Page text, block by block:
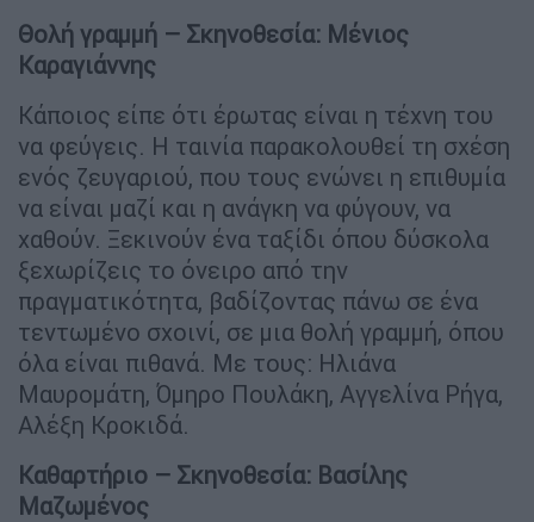
Θολή γραμμή – Σκηνοθεσία: Μένιος
Καραγιάννης
Κάποιος είπε ότι έρωτας είναι η τέχνη του
να φεύγεις. Η ταινία παρακολουθεί τη σχέση
ενός ζευγαριού, που τους ενώνει η επιθυμία
να είναι μαζί και η ανάγκη να φύγουν, να
χαθούν. Ξεκινούν ένα ταξίδι όπου δύσκολα
ξεχωρίζεις το όνειρο από την
πραγματικότητα, βαδίζοντας πάνω σε ένα
τεντωμένο σχοινί, σε μια θολή γραμμή, όπου
όλα είναι πιθανά. Με τους: Ηλιάνα
Μαυρομάτη, Όμηρο Πουλάκη, Αγγελίνα Ρήγα,
Αλέξη Κροκιδά.
Καθαρτήριο – Σκηνοθεσία: Βασίλης
Μαζωμένος